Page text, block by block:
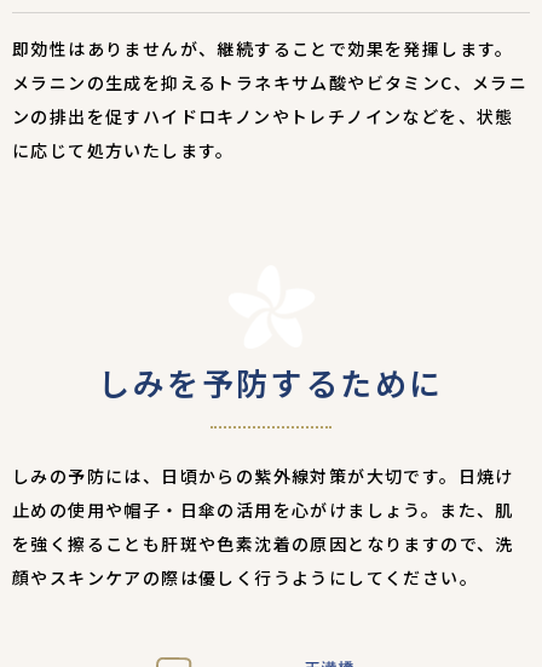
即効性はありませんが、継続することで効果を発揮します。
メラニンの生成を抑えるトラネキサム酸やビタミンC、メラニ
ンの排出を促すハイドロキノンやトレチノインなどを、状態
に応じて処方いたします。
しみを予防するために
しみの予防には、日頃からの紫外線対策が大切です。日焼け
止めの使用や帽子・日傘の活用を心がけましょう。また、肌
を強く擦ることも肝斑や色素沈着の原因となりますので、洗
顔やスキンケアの際は優しく行うようにしてください。